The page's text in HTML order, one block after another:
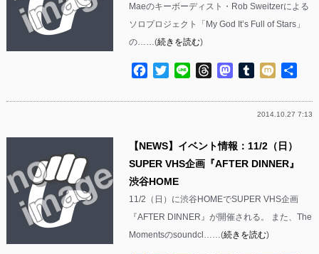
Maeのキーボーディスト・Rob Sweitzerによる
ソロプロジェクト「My God It’s Full of Stars」
の……(続きを読む)
Facebook
TwitterLine ThreadsMastodon
Tumblr
Mixi
2014.10.27 7:13
【NEWS】イベント情報：11/2（日）
SUPER VHS企画『AFTER DINNER』
渋谷HOME
11/2（日）に渋谷HOMEでSUPER VHS企画
『AFTER DINNER』が開催される。 また、The
Momentsのsoundcl……(続きを読む)